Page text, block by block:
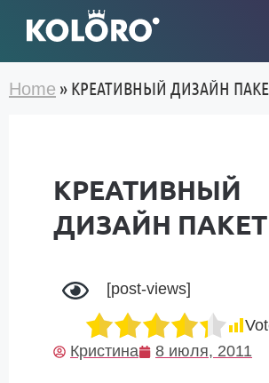
Home » КРЕАТИВНЫЙ ДИЗАЙН
КРЕАТИВНЫЙ
ДИЗАЙН
[post-views]
Кристина
8 июля, 2011